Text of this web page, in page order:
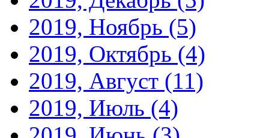
2019, Ноябрь (5)
2019, Октябрь (4)
2019, Август (11)
2019, Июль (4)